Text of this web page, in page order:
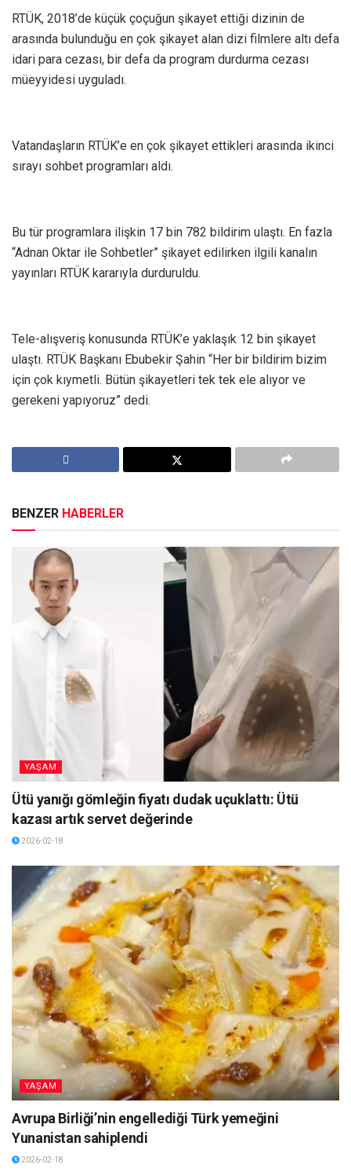
RTÜK, 2018’de küçük çoçuğun şikayet ettiği dizinin de
arasında bulunduğu en çok şikayet alan dizi filmlere altı defa
idari para cezası, bir defa da program durdurma cezası
müeyyidesi uyguladı.
Vatandaşların RTÜK’e en çok şikayet ettikleri arasında ikinci
sırayı sohbet programları aldı.
Bu tür programlara ilişkin 17 bin 782 bildirim ulaştı. En fazla
“Adnan Oktar ile Sohbetler” şikayet edilirken ilgili kanalın
yayınları RTÜK kararıyla durduruldu.
Tele-alışveriş konusunda RTÜK’e yaklaşık 12 bin şikayet
ulaştı. RTÜK Başkanı Ebubekir Şahin “Her bir bildirim bizim
için çok kıymetli. Bütün şikayetleri tek tek ele alıyor ve
gerekeni yapıyoruz” dedi.
BENZER HABERLER
YAŞAM
Ütü yanığı gömleğin fiyatı dudak uçuklattı: Ütü
kazası artık servet değerinde
2026-02-18
YAŞAM
Avrupa Birliği’nin engellediği Türk yemeğini
Yunanistan sahiplendi
2026-02-18